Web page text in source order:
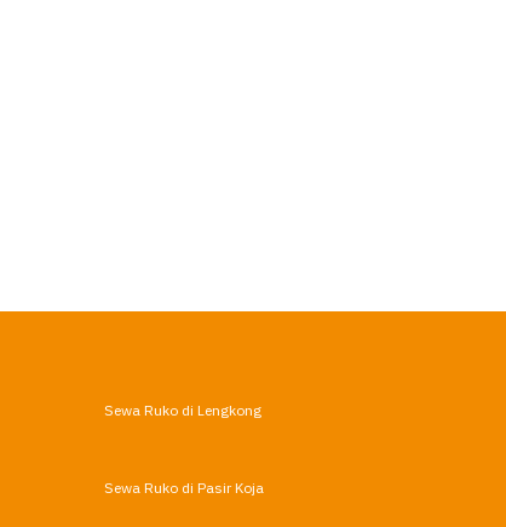
Sewa Ruko di Lengkong
Sewa Ruko di Pasir Koja